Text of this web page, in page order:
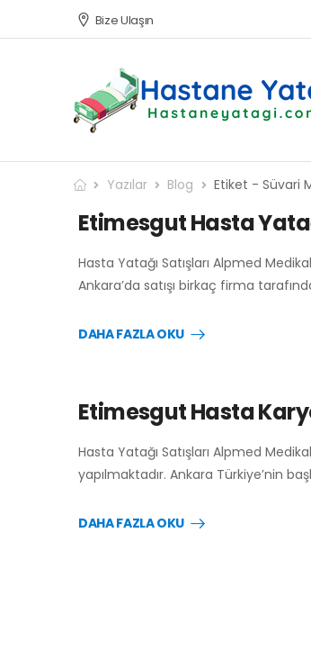
Bize Ulaşın
Yazılar Blog Etiket - Süvari
Etimesgut Hasta
Hasta Yatağı Satışları Alpmed
Ankara’da satışı birkaç firma
DAHA FAZLA OKU
Etimesgut Hasta
Hasta Yatağı Satışları Alpmed
yapılmaktadır. Ankara Türkiye’nin
DAHA FAZLA OKU